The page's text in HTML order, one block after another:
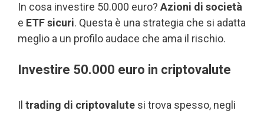
In cosa investire 50.000 euro? Azioni di società
e ETF sicuri. Questa è una strategia che si adatta
meglio a un profilo audace che ama il rischio.
Investire 50.000 euro in criptovalute
Il trading di criptovalute si trova spesso, negli